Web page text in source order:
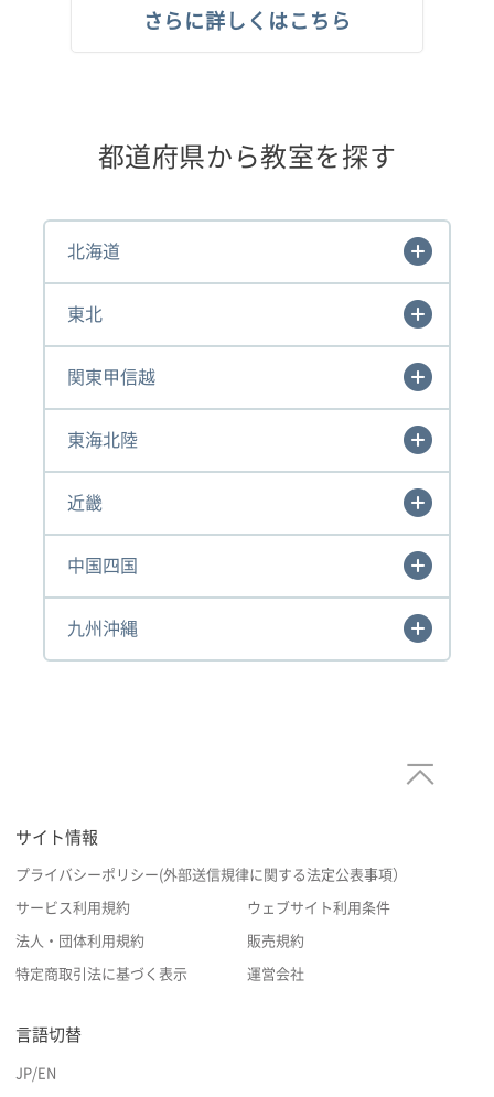
さらに詳しくはこちら
都道府県から教室を探す
北海道
東北
関東甲信越
東海北陸
近畿
中国四国
九州沖縄
サイト情報
プライバシーポリシー(外部送信規律に関する法定公表事項）
サービス利用規約 ウェブサイト利用条件
法人・団体利用規約 販売規約
特定商取引法に基づく表示 運営会社
言語切替
JP/EN